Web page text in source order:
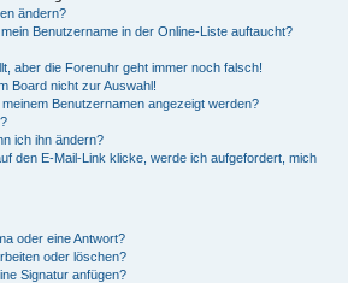
ändern?
Benutzername in der Online-Liste auftaucht?
aber die Forenuhr geht immer noch falsch!
Board nicht zur Auswahl!
Benutzernamen angezeigt werden?
ich ihn ändern?
den E-Mail-Link klicke, werde ich aufgefordert, mich
oder eine Antwort?
oder löschen?
Signatur anfügen?